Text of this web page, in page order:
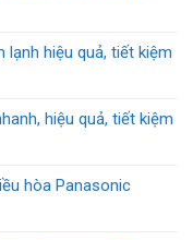
lạnh hiệu quả, tiết kiệm
hiệu quả, tiết kiệm
hòa Panasonic